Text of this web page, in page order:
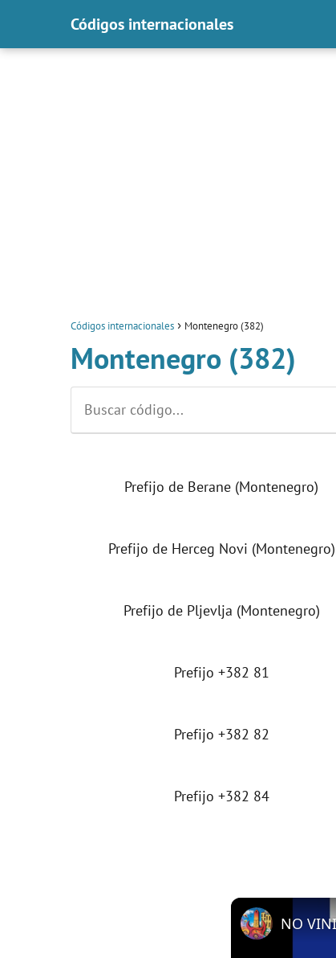
Códigos internacionales
Códigos internacionales Montenegro (382)
Montenegro (382)
Prefijo de Berane (Montenegro)
Prefijo de Herceg Novi (Montenegro)
Prefijo de Pljevlja (Montenegro)
Prefijo +382 81
Prefijo +382 82
Prefijo +382 84
NO